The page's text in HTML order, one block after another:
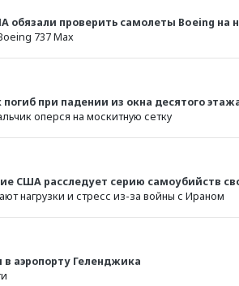
обязали проверить самолеты Boeing на
737 Max
при падении из окна десятого
оперся на москитную сетку
США расследует серию самоубийств
нагрузки и стресс из-за войны с Ираном
аэропорту Геленджика